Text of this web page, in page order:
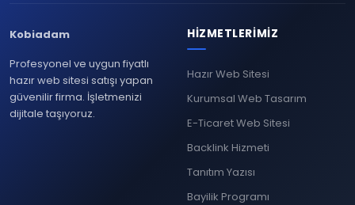
Kobiadam
Profesyonel ve uygun fiyatlı
hazır web sitesi satışı yapan
güvenilir firma. İşletmenizi
dijitale taşıyoruz.
HIZMETLERIMIZ
Hazır Web Sitesi
Kurumsal Web Tasarım
E-Ticaret Web Sitesi
Backlink Hizmeti
Tanıtım Yazısı
Bayilik Programı